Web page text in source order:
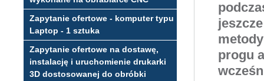
Zapytanie ofertowe - komputer typu
Laptop - 1 sztuka
Zapytanie ofertowe na dostawę,
instalację i uruchomienie drukarki
3D dostosowanej do obróbki
progu